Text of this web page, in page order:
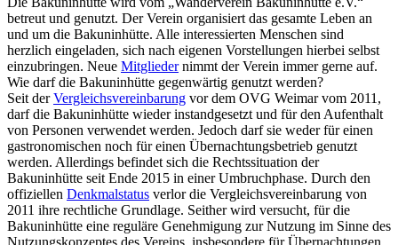
betreut und genutzt. Der Verein organisiert das gesamte Leben an
und um die Bakuninhütte. Alle interessierten Menschen sind
herzlich eingeladen, sich nach eigenen Vorstellungen hierbei selbst
einzubringen. Neue Mitgliedernimmt der Verein immer gerne auf.
Wie darf die Bakuninhütte gegenwärtig genutzt werden?
Seit derVergleichsvereinbarung vor dem OVG Weimar vom 2011,
darf die Bakuninhütte wieder instandgesetzt und für den Aufenthalt
von Personen verwendet werden. Jedoch darf sie weder für einen
gastronomischen noch für einen Übernachtungsbetrieb genutzt
werden. Allerdings befindet sich die Rechtssituation der
Bakuninhütte seit Ende 2015 in einer Umbruchphase. Durch den
offiziellen Denkmalstatus verlor die Vergleichsvereinbarung von
2011 ihre rechtliche Grundlage. Seither wird versucht, für die
Bakuninhütte eine reguläre Genehmigung zur Nutzung im Sinne des